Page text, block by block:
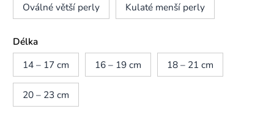
Oválné větší perly
Kulaté menší perly
Délka
14 – 17 cm
16 – 19 cm 18 – 21 cm
20 – 23 cm